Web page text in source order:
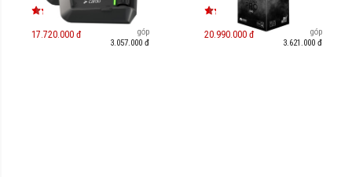
17.720.000 đ
Trả góp
3.057.000 đ
20.990.000 đ
Trả góp
3.621.000 đ